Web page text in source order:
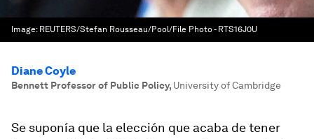
Image: REUTERS/Stefan Rousseau/Pool/File Photo - RTS16J0U
Diane Coyle
Bennett Professor of Public Policy, University of Cambridge
Se suponía que la elección que acaba de tener